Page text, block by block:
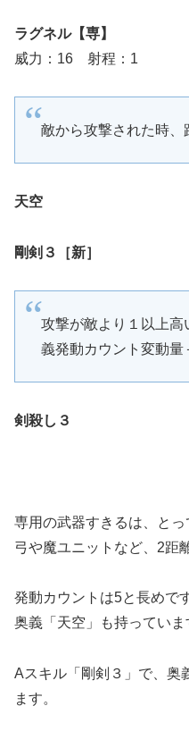
ラグネル【専】
威力：16 射程：1
敵から攻撃された時、
天空
剛剣３［新］
攻撃が敵より１以上高
義発動カウント変動量
剣殺し３
専用の武器すきるは、とっ
弓や魔ユニットなど、2距
発動カウントは5と長めで
奥義「天空」も持っていま
Aスキル「剛剣３」で、奥
ます。